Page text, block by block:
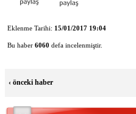
Eklenme Tarihi: 15/01/2017 19:04
Bu haber 6060 defa incelenmiştir.
‹ önceki haber